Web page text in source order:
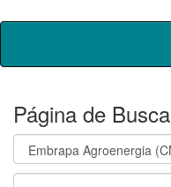
Skip
Página de Busca